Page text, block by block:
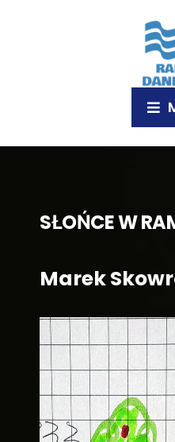
SŁOŃCE W
Marek